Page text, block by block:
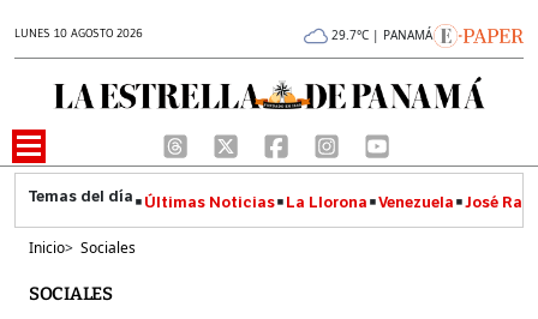
LUNES 10 AGOSTO 2026 29.7°C | PANAMÁ
Últimas Noticias La Llorona Venezuela José
Inicio> Sociales
SOCIALES